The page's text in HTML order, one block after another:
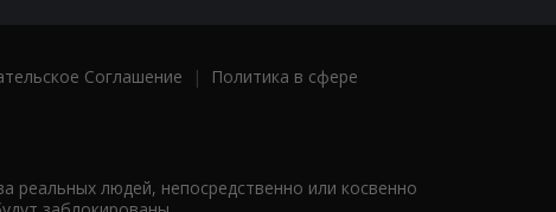
Соглашение |
Политика в сфере
людей, непосредственно или косвенно